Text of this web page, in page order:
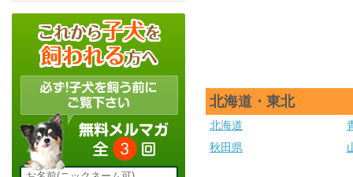
北海道・東北
北海道
秋田県